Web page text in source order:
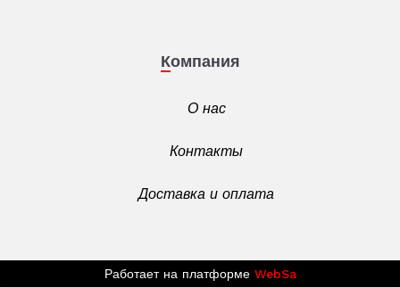
Компания
О нас
Контакты
Доставка и оплата
Работает на платформе WebSa